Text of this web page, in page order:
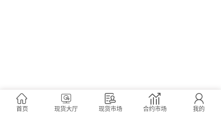
首页 现货大厅 现货市场 合约市场 我的